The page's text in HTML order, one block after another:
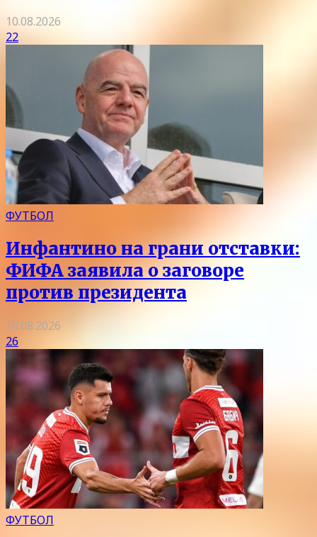
10.08.2026
22
ФУТБОЛ
Инфантино на грани отставки:
ФИФА заявила о заговоре
против президента
10.08.2026
26
ФУТБОЛ